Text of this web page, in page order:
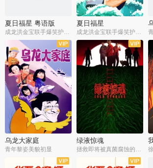
夏日福星 粤语版
成龙洪金宝联手爆笑护美女
夏日福星
成龙洪金宝联手爆笑护美女
乌龙大家庭
青年黎姿美貌初显
绿液惊魂
拯救即将被真菌腐蚀的世界